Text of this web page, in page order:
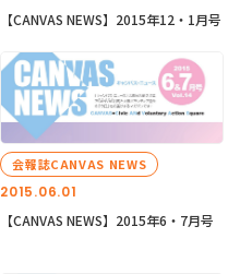
【CANVAS NEWS】2015年12・1月号
2015.06.01
会報誌CANVAS NEWS
【CANVAS NEWS】2015年6・7月号